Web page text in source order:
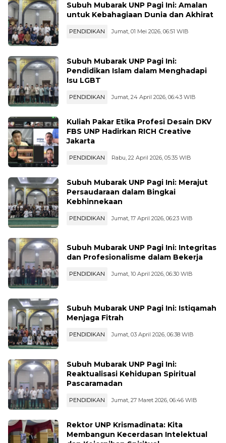
Subuh Mubarak UNP Pagi Ini: Amalan
untuk Kebahagiaan Dunia dan Akhirat
PENDIDIKAN Jumat, 01 Mei 2026, 06:51 WIB
Subuh Mubarak UNP Pagi Ini:
Pendidikan Islam dalam Menghadapi
Isu LGBT
PENDIDIKAN Jumat, 24 April 2026, 06:43 WIB
Kuliah Pakar Etika Profesi Desain DKV
FBS UNP Hadirkan RICH Creative
Jakarta
PENDIDIKAN Rabu, 22 April 2026, 05:35 WIB
...
Subuh Mubarak UNP Pagi Ini: Merajut
Kebhinnekaan
dan Profesionalisme dalam Bekerja
Menjaga Fitrah
Subuh Mubarak UNP Pagi Ini:
Pascaramadan
PENDIDIKAN Jumat, 27 Maret 2026, 06:46 WIB